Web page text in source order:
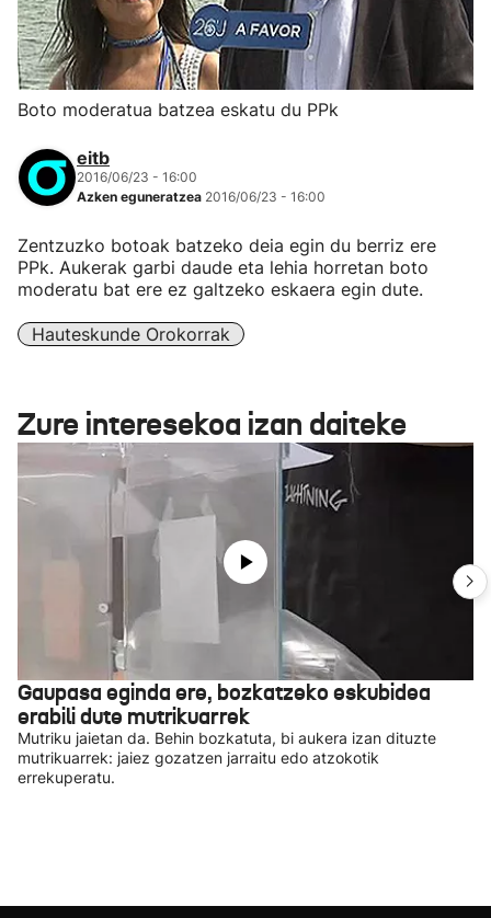
Boto moderatua batzea eskatu du PPk
eitb
2016/06/23 - 16:00
Azken eguneratzea 2016/06/23 - 16:00
Zentzuzko botoak batzeko deia egin du berriz ere
PPk. Aukerak garbi daude eta lehia horretan boto
moderatu bat ere ez galtzeko eskaera egin dute.
Hauteskunde Orokorrak
Zure interesekoa izan daiteke
Gaupasa eginda ere, bozkatzeko eskubidea
erabili dute mutrikuarrek
Mutriku jaietan da. Behin bozkatuta, bi aukera izan dituzte
mutrikuarrek: jaiez gozatzen jarraitu edo atzokotik
errekuperatu.